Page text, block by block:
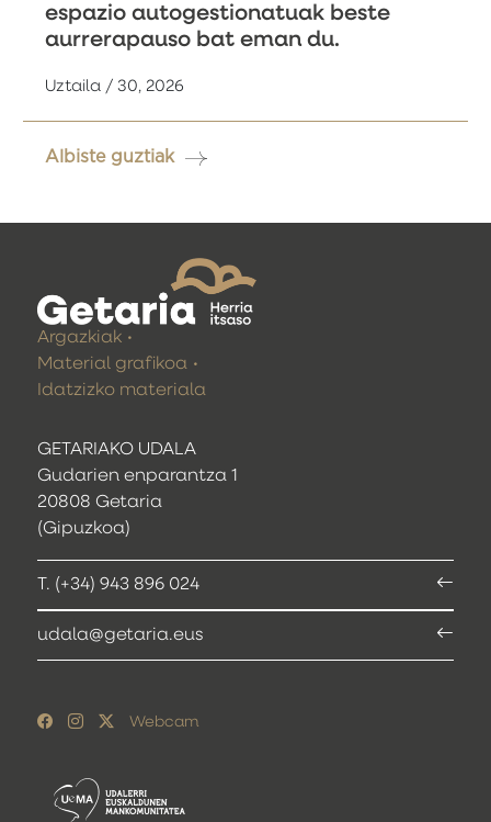
espazio autogestionatuak beste
aurrerapauso bat eman du.
Uztaila / 30, 2026
Albiste guztiak
GETARIAKO UDALA
Gudarien enparantza 1
20808 Getaria
(Gipuzkoa)
T. (+34) 943 896 024
udala@getaria.eus
Argazkiak
Material grafikoa
Idatzizko materiala
Webcam